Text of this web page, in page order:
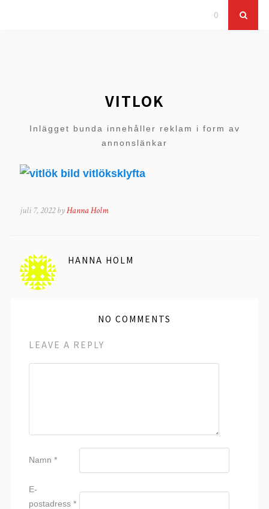
0
VITLOK
Inlägget bunda innehåller reklam i form av
annonslänkar
juli 7, 2022 byHanna Holm
HANNA HOLM
NO COMMENTS
LEAVE A REPLY
Namn *
E-
postadress *